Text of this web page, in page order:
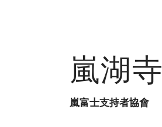
嵐富士支持者協會
嵐湖寺